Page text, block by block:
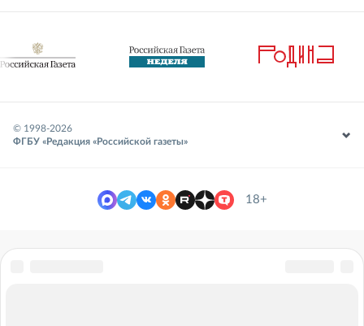
© 1998-2026
ФГБУ «Редакция «Российской газеты»
18+